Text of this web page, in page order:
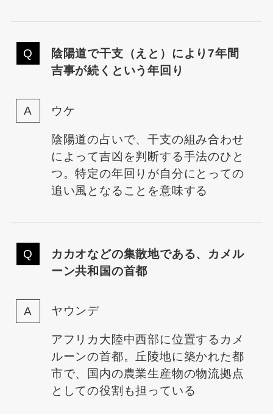
陰陽道で干支（えと）により7年間
吉事が続くという年回り
ウケ
陰陽道の占いで、干支の組み合わせ
によって吉凶を判断する手法のひと
つ。特定の年回りが自分にとっての
追い風となることを意味する
カカオなどの集散地である、カメル
ーン共和国の首都
ヤウンデ
アフリカ大陸中西部に位置するカメ
ルーンの首都。丘陵地に築かれた都
市で、国内の農業生産物の物流拠点
としての役割も担っている